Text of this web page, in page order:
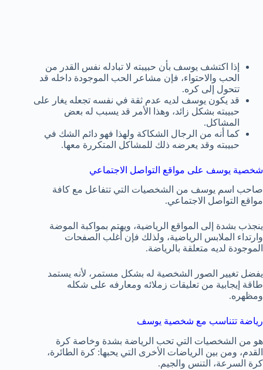
إذا اكتشف يوسف بأن حبيبته لا تبادله نفس القدر من
الحب والاحتواء، فإن مشاعر الحب الموجودة داخله قد
تتحول إلى كره.
قد يكون يوسف لديه عدم ثقة في نفسه تجعله يغار على
حبيبته بشكل زائد، وهذا الأمر قد يسبب له بعض
المشاكل.
كما أنه من الرجال الشكاكة ولهذا فهو دائم الشك في
حبيبته وقد يعرضه ذلك للمشاكل المتكررة معها.
شخصية يوسف على مواقع التواصل الاجتماعي
صاحب اسم يوسف من الشخصيات التي تتفاعل مع كافة
مواقع التواصل الاجتماعي.
ينجذب بشدة إلى المواقع الرياضية، ويهتم بمواكبة الموضة
وارتداء الملابس الرياضية، ولذلك فإن أغلب الصفحات
الموجودة لديه متعلقة بالرياضة.
يفضل تغيير الصور الشخصية له بشكل مستمر، لأنه يستمد
طاقة إيجابية من تعليقات زملائه ومعارفه على شكله
ومظهره.
رياضة تتناسب مع شخصية يوسف
هو من الشخصيات التي تحب الرياضة بشدة وخاصة كرة
القدم، ومن بين الرياضات الأخرى التي يحبها: كرة الطائرة،
كرة السرعة، التنس والجيم.